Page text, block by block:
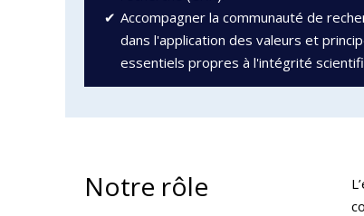
Accompagner la communauté de
dans l'application des valeurs et
essentiels propres à l'intégrité
Notre rôle